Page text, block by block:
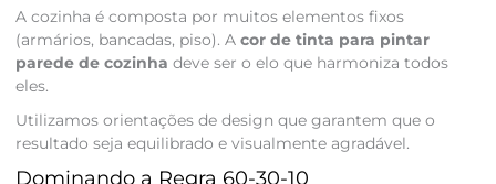
A cozinha é composta por muitos elementos fixos
(armários, bancadas, piso). A cor de tinta para pintar
parede de cozinha deve ser o elo que harmoniza todos
eles.
Utilizamos orientações de design que garantem que o
resultado seja equilibrado e visualmente agradável.
Dominando a Regra 60-30-10